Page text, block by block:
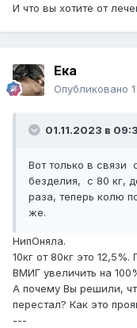
И что вы хотите от
Ека
Опубликовано
01.11.2023 в
Вот только в связи
безделия, с 80 кг,
раза, теперь колю
же.
НипОняла.
10кг от 80кг это
ВМИГ увеличить на
А почему Вы решили,
перестал? Как это
---